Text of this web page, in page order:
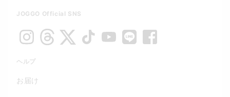
JOGGO Official SNS
ヘルプ
お届け